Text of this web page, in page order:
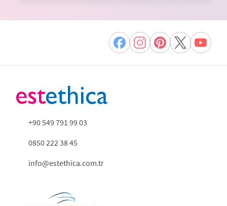
+90 549 791 99 03
0850 222 38 45
info@estethica.com.tr